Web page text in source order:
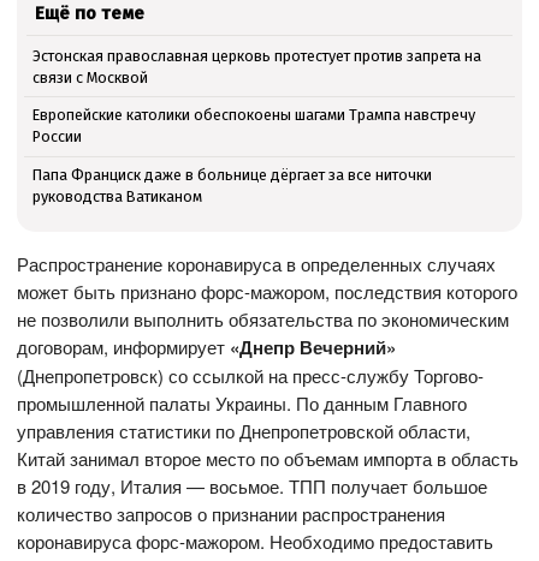
Ещё по теме
Эстонская православная церковь протестует против запрета на
связи с Москвой
Европейские католики обеспокоены шагами Трампа навстречу
России
Папа Франциск даже в больнице дёргает за все ниточки
руководства Ватиканом
Распространение коронавируса в определенных случаях
может быть признано форс-мажором, последствия которого
не позволили выполнить обязательства по экономическим
договорам, информирует «Днепр Вечерний»
(Днепропетровск) со ссылкой на пресс-службу Торгово-
промышленной палаты Украины. По данным Главного
управления статистики по Днепропетровской области,
Китай занимал второе место по объемам импорта в область
в 2019 году, Италия — восьмое. ТПП получает большое
количество запросов о признании распространения
коронавируса форс-мажором. Необходимо предоставить